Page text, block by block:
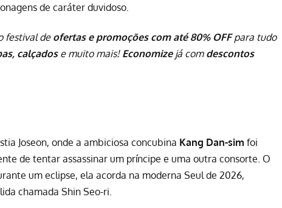
de caráter duvidoso.
festival de ofertas e promoções com até 80% OFFpara tudo
calçadose muito mais! Economizejá com descontos
Joseon, onde a ambiciosa concubina Kang Dan-sim foi
de tentar assassinar um príncipe e uma outra consorte. O
um eclipse, ela acorda na moderna Seul de 2026,
chamada Shin Seo-ri.